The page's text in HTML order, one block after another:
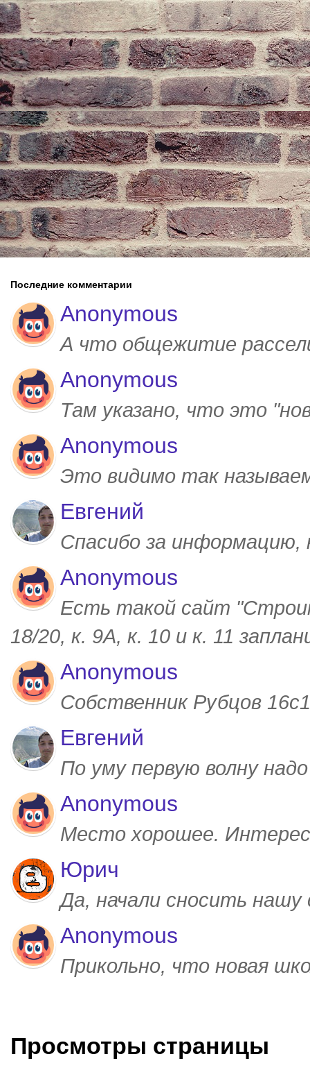
Последние комментарии
Anonymous
А что общежитие
Anonymous
Там указано, что это
Anonymous
Это видимо так
Евгений
Спасибо за
Anonymous
Есть такой сайт
18/20, к. 9А, к. 10 и к. 11
Anonymous
Собственник Рубцов
Евгений
По уму первую волну
Anonymous
Место хорошее.
Юрич
Да, начали сносить
Anonymous
Прикольно, что новая
Просмотры страницы